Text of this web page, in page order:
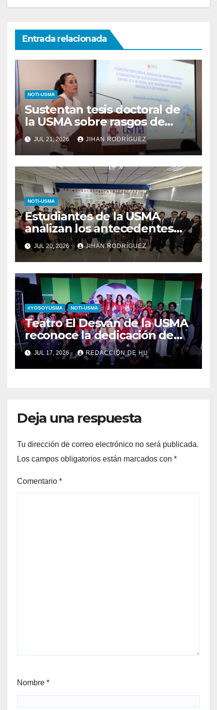
Entrada relacionada
NOTI-USMA
Sustentan tesis doctoral de
la USMA sobre rasgos de
personalidad y conductas de
autolesión en adolescentes
JUL 21, 2026 JIHAN RODRÍGUEZ
NOTI-USMA
Estudiantes de la USMA
analizan los antecedentes
del Derecho Romano junto a
diputada invitada
JUL 20, 2026 JIHAN RODRÍGUEZ
#YOSOYUSMA NOTI-USMA
Teatro El Desván de la USMA
reconoce la dedicación de
sus estudiantes en su 43
aniversario
JUL 17, 2026 REDACCIÓN DE HU
Deja una respuesta
Tu dirección de correo electrónico no será publicada.
Los campos obligatorios están marcados con *
Comentario *
Nombre *